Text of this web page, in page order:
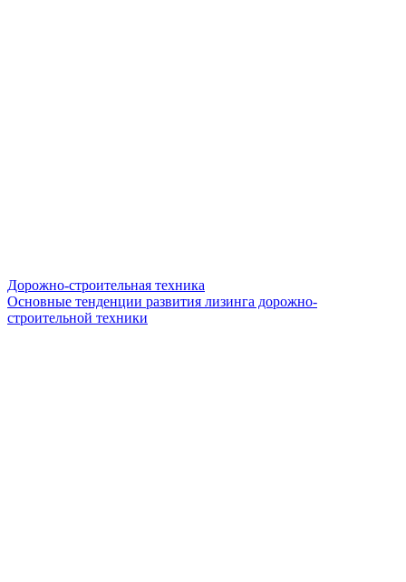
Дорожно-строительная техника
Основные тенденции развития лизинга дорожно-
строительной техники